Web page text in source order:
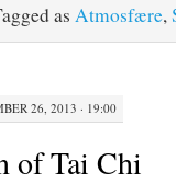
as Atmosfære,
26, 2013 · 19:00
of Tai Chi